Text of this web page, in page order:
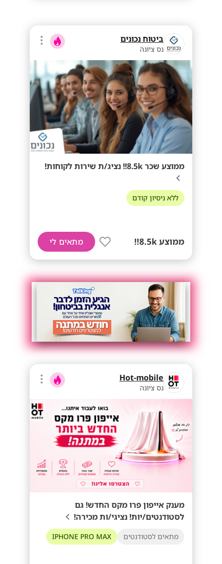
ביטוח נכונים
נס ציונה
ממוצע שכר 8.5k!! נציג/ת שירות לקוחות!
ללא ניסיון קודם
ממוצע 8.5k!! מתאים לי
Hot-mobile
נס ציונה
מענק אייפון פרו מקס החדש! גם
לסטודנטים/יות! נציגי/ות מכירה!
מתאים לסטודנטים IPHONE PRO MAX